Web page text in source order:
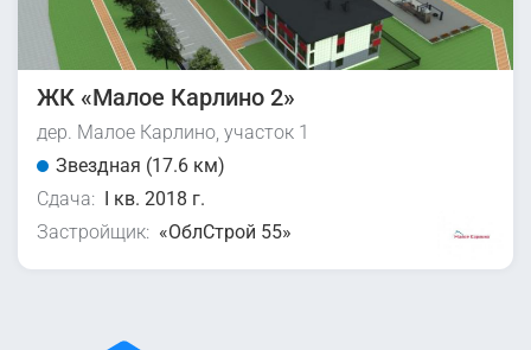
ЖК «Малое Карлино 2»
дер. Малое Карлино, участок 1
Звездная (17.6 км)
Сдача: I кв. 2018 г.
Застройщик: «ОблСтрой 55»